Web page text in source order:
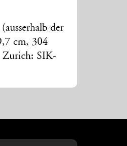
der
cm, 304
Zurich: SIK-